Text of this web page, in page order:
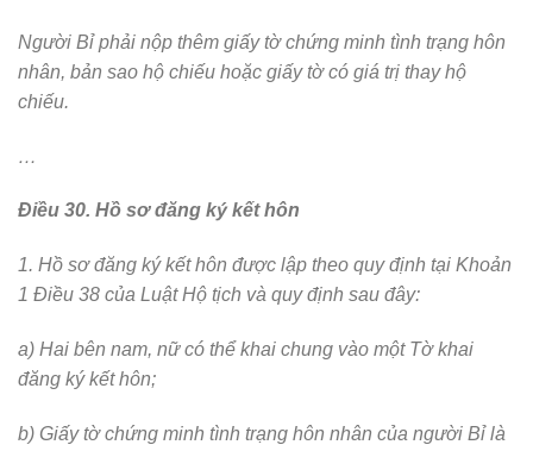
Người Bỉ phải nộp thêm giấy tờ chứng minh tình trạng hôn
nhân, bản sao hộ chiếu hoặc giấy tờ có giá trị thay hộ
chiếu.
…
Điều 30. Hồ sơ đăng ký kết hôn
1. Hồ sơ đăng ký kết hôn được lập theo quy định tại Khoản
1 Điều 38 của Luật Hộ tịch và quy định sau đây:
a) Hai bên nam, nữ có thể khai chung vào một Tờ khai
đăng ký kết hôn;
b) Giấy tờ chứng minh tình trạng hôn nhân của người Bỉ là